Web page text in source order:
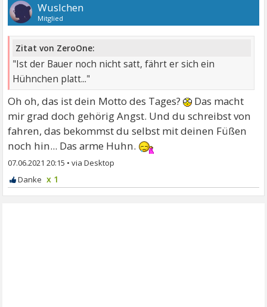
Wuslchen
Mitglied
Zitat von ZeroOne:
"Ist der Bauer noch nicht satt, fährt er sich ein
Hühnchen platt..."
Oh oh, das ist dein Motto des Tages?
Das macht
mir grad doch gehörig Angst. Und du schreibst von
fahren, das bekommst du selbst mit deinen Füßen
noch hin... Das arme Huhn.
07.06.2021 20:15 •
x 1